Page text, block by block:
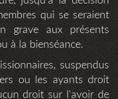
qui se seraient
grave aux présents
à la bienséance.
suspendus
ou les ayants droit
droit sur l'avoir de